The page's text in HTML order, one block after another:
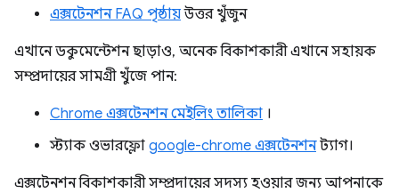
এক্সটেনশন FAQ পৃষ্ঠায়উত্তর খুঁজুন
এখানে ডকুমেন্টেশন ছাড়াও, অনেক বিকাশকারী এখানে সহায়ক
সম্প্রদায়ের সামগ্রী খুঁজে পান:
Chrome এক্সটেনশন মেইলিং তালিকা ।
স্ট্যাক ওভারফ্লো google-chrome এক্সটেনশনট্যাগ।
এক্সটেনশন বিকাশকারী সম্প্রদায়ের সদস্য হওয়ার জন্য আপনাকে